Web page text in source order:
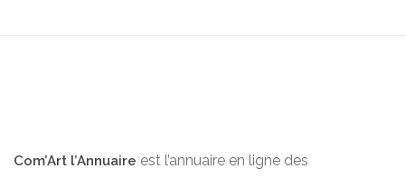
Com’Art l’Annuaire est l’annuaire en ligne des